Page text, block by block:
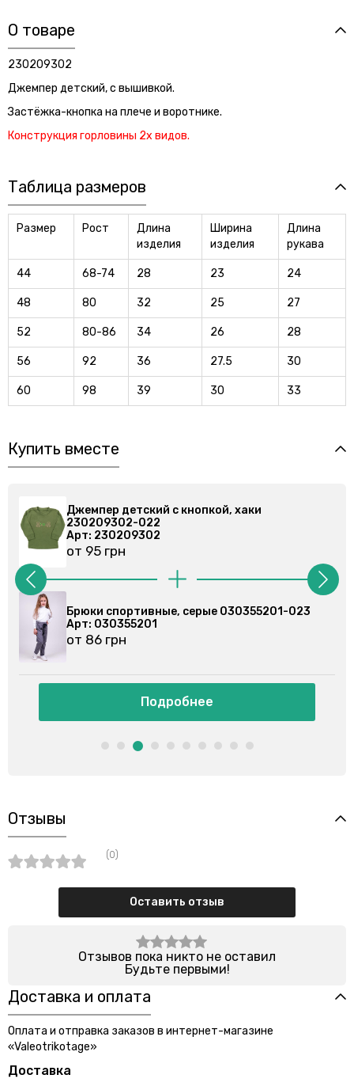
О товаре
230209302
Джемпер детский, с вышивкой.
Застёжка-кнопка на плече и воротнике.
Конструкция горловины 2х видов.
Таблица размеров
Размер Рост
Длина
изделия
Ширина
изделия
Длина
рукава
44 68-74 28 23 24
48 80 32 25 27
52 80-86 34 26 28
56 92 36 27.5 30
60 98 39 30 33
Купить вместе
Джемпер детский с кнопкой, хаки
230209302-022
Арт: 230209302
от 95 грн
Брюки спортивные, серые 030355201-023
Арт: 030355201
от 86 грн
Подробнее
Отзывы
(0)
Оставить отзыв
Отзывов пока никто не оставил
Будьте первыми!
Доставка и оплата
Оплата и отправка заказов в интернет-магазине
«Valeotrikotage»
Доставка